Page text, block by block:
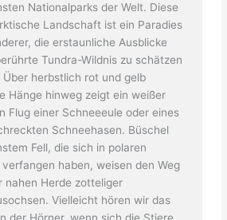
Nationalparks der Welt. Diese
Landschaft ist ein Paradies
die erstaunliche Ausblicke
Tundra-Wildnis zu schätzen
Über herbstlich rot und gelb
Hänge hinweg zeigt ein weißer
Flug einer Schneeeule oder eines
Schneehasen. Büschel
Fell, die sich in polaren
verfangen haben, weisen den Weg
nahen Herde zotteliger
Vielleicht hören wir das